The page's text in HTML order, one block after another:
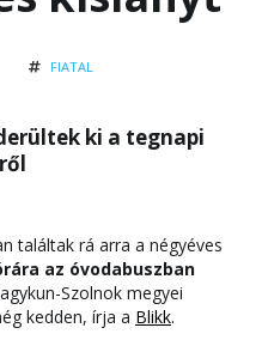
FIATAL
ki a tegnapi
találtak rá arra a négyéves
az óvodabuszban
Szolnok megyei
kedden, írja a Blikk.